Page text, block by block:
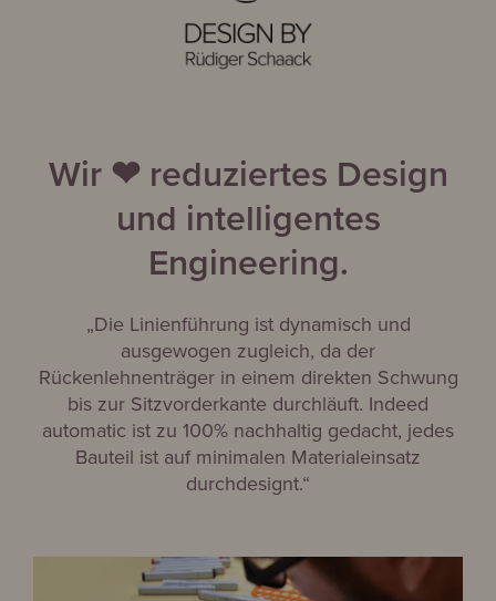
Wir ❤ reduziertes Design
und intelligentes
Engineering.
„Die Linienführung ist dynamisch und
ausgewogen zugleich, da der
Rückenlehnenträger in einem direkten Schwung
bis zur Sitzvorderkante durchläuft. Indeed
automatic ist zu 100% nachhaltig gedacht, jedes
Bauteil ist auf minimalen Materialeinsatz
durchdesignt.“